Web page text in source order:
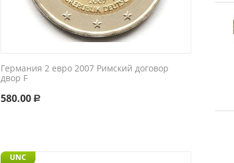
Германия 2 евро 2007 Римский договор
двор F
580.00 Р
UNC